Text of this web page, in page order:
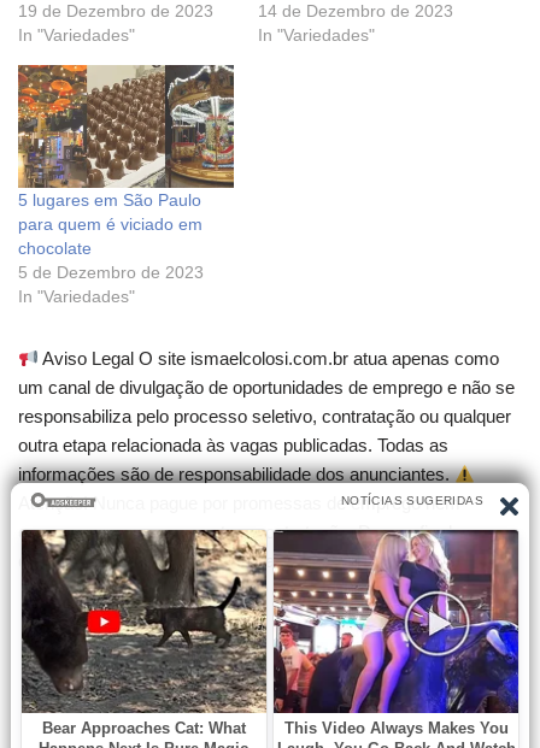
19 de Dezembro de 2023
In "Variedades"
14 de Dezembro de 2023
In "Variedades"
5 lugares em São Paulo
para quem é viciado em
chocolate
5 de Dezembro de 2023
In "Variedades"
Aviso Legal O site ismaelcolosi.com.br atua apenas como
um canal de divulgação de oportunidades de emprego e não se
responsabiliza pelo processo seletivo, contratação ou qualquer
outra etapa relacionada às vagas publicadas. Todas as
informações são de responsabilidade dos anunciantes.
Atenção! Nunca pague por promessas de emprego nem
compre cursos que garantam contratação. Desconfie de
qualquer cobrança para participar de seleções.